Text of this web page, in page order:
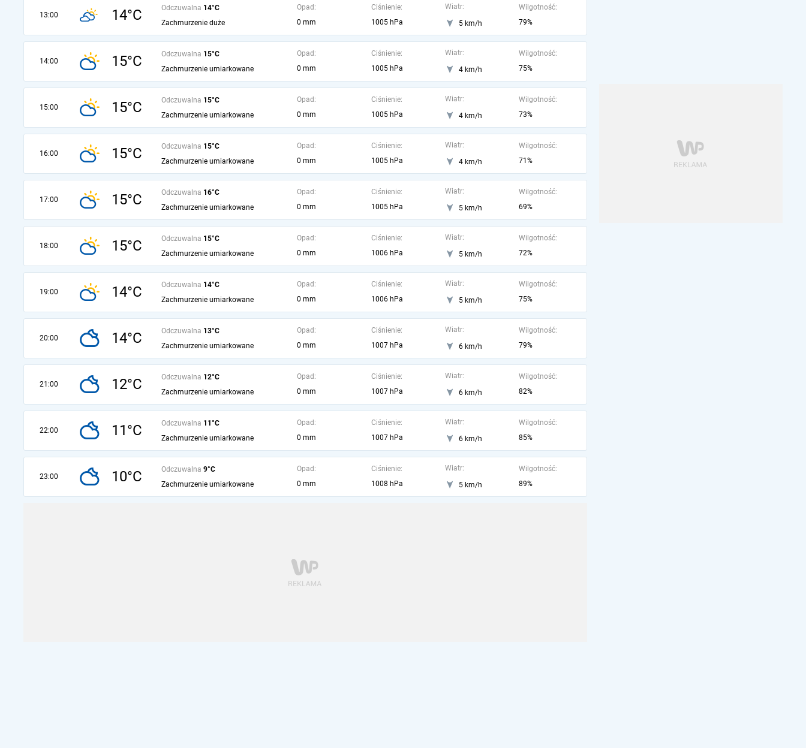
13:00 14°C Odczuwalna 14°C
Zachmurzenie duże
Opad:
0 mm
Ciśnienie:
1005 hPa
Wiatr:
5 km/h
Wilgotność:
79%
14:00 15°C Odczuwalna 15°C
Zachmurzenie umiarkowane
Opad:
0 mm
Ciśnienie:
1005 hPa
Wiatr:
4 km/h
Wilgotność:
75%
15:00 15°C Odczuwalna 15°C
Zachmurzenie umiarkowane
Opad:
0 mm
Ciśnienie:
1005 hPa
Wiatr:
4 km/h
Wilgotność:
73%
16:00 15°C Odczuwalna 15°C
Zachmurzenie umiarkowane
Opad:
0 mm
Ciśnienie:
1005 hPa
Wiatr:
4 km/h
Wilgotność:
71%
17:00 15°C Odczuwalna 16°C
Zachmurzenie umiarkowane
Opad:
0 mm
Ciśnienie:
1005 hPa
Wiatr:
5 km/h
Wilgotność:
69%
18:00 15°C Odczuwalna 15°C
Zachmurzenie umiarkowane
Opad:
0 mm
Ciśnienie:
1006 hPa
Wiatr:
5 km/h
Wilgotność:
72%
19:00 14°C Odczuwalna 14°C
Zachmurzenie umiarkowane
Opad:
0 mm
Ciśnienie:
1006 hPa
Wiatr:
5 km/h
Wilgotność:
75%
20:00 14°C Odczuwalna 13°C
Zachmurzenie umiarkowane
Opad:
0 mm
Ciśnienie:
1007 hPa
Wiatr:
6 km/h
Wilgotność:
79%
21:00 12°C Odczuwalna 12°C
Zachmurzenie umiarkowane
Opad:
0 mm
Ciśnienie:
1007 hPa
Wiatr:
6 km/h
Wilgotność:
82%
22:00 11°C Odczuwalna 11°C
Zachmurzenie umiarkowane
Opad:
0 mm
Ciśnienie:
1007 hPa
Wiatr:
6 km/h
Wilgotność:
85%
23:00 10°C Odczuwalna 9°C
Zachmurzenie umiarkowane
Opad:
0 mm
Ciśnienie:
1008 hPa
Wiatr:
5 km/h
Wilgotność:
89%